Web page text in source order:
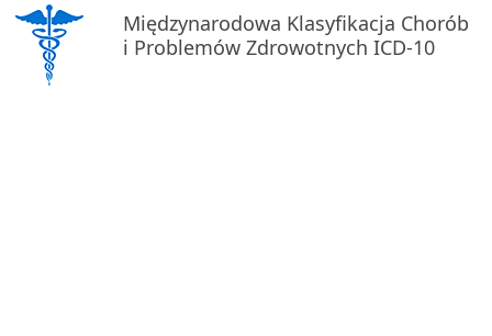
Międzynarodowa Klasyfikacja Chorób
i Problemów Zdrowotnych ICD-10